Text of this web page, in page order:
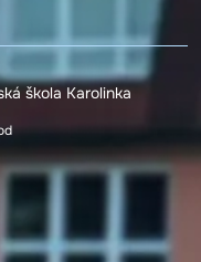
škola Karolinka